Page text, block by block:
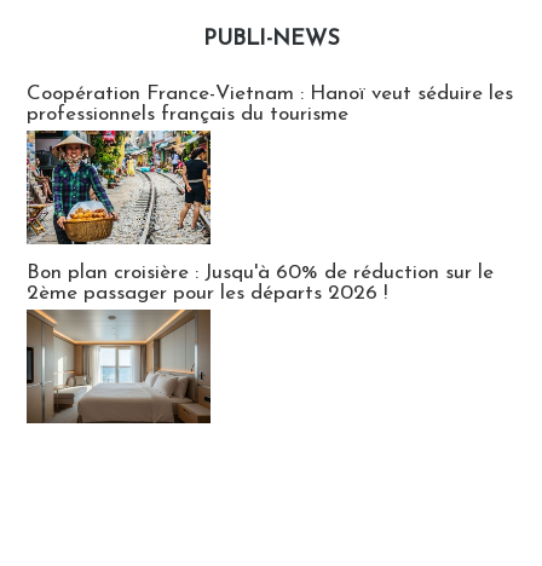
PUBLI-NEWS
Coopération France-Vietnam : Hanoï veut séduire les
professionnels français du tourisme
Bon plan croisière : Jusqu'à 60% de réduction sur le
2ème passager pour les départs 2026 !